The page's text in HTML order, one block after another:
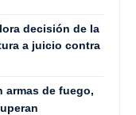
decisión de la
a juicio contra
armas de fuego,